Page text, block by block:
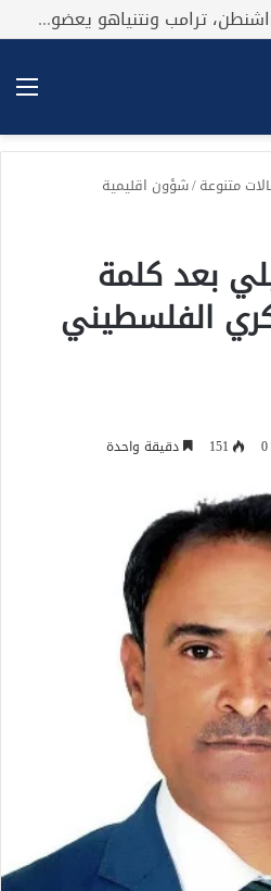
*بكِّين تقُض مضاجع واشنطن، ترامب ونتنياهو يعضون على أصابِعهُم وليس بيدهم حيلَة!.*
متنوعة/شؤون اقليمية
بعد كلمة
الفلسطيني
0
151 دقيقة واحدة